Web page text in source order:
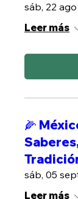
sáb, 22 ago
Leer más
🌽
sáb, 05
Leer más